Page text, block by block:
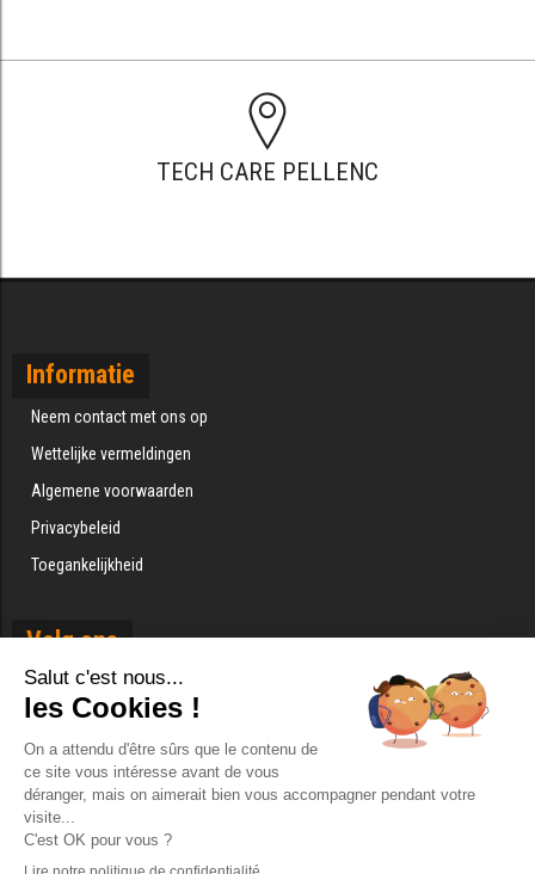
TECH CARE PELLENC
Informatie
Neem contact met ons op
Wettelijke vermeldingen
Algemene voorwaarden
Privacybeleid
Toegankelijkheid
Volg ons